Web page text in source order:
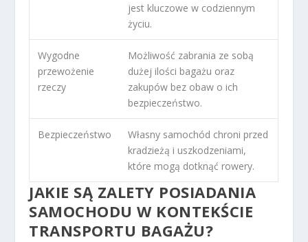
jest kluczowe w codziennym
życiu.
Wygodne
przewożenie
rzeczy
Możliwość zabrania ze sobą
dużej ilości bagażu oraz
zakupów bez obaw o ich
bezpieczeństwo.
Bezpieczeństwo
Własny samochód chroni przed
kradzieżą i uszkodzeniami,
które mogą dotknąć rowery.
JAKIE SĄ ZALETY POSIADANIA
SAMOCHODU W KONTEKŚCIE
TRANSPORTU BAGAŻU?